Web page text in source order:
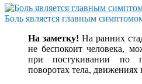
Боль является главным
На заметку! На ранних
не беспокоит человека,
при постукивании по
поворотах тела, движениях